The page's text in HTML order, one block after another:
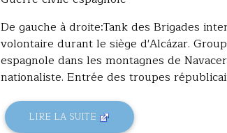
De gauche à droite:Tank des Brigades
volontaire durant le siège d'Alcázar.
espagnole dans les montagnes de
nationaliste. Entrée des troupes
LIRE LA SUITE